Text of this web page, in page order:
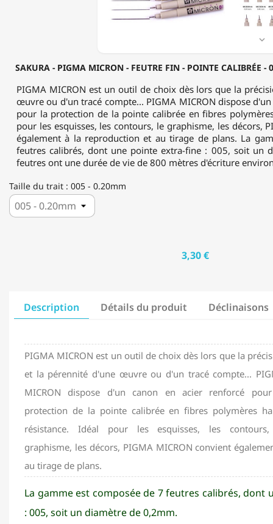
À
0.50MM
NOIR
SAKURA - PIGMA MICRON - FEUTRE FIN - POINTE CALIBRÉE

PIGMA MICRON est un outil de choix dès lors que la
œuvre ou d'un tracé compte... PIGMA MICRON dispose
pour la protection de la pointe calibrée en fibres
pour les esquisses, les contours, le graphisme, les décors,
également à la reproduction et au tirage de plans. La
feutres calibrés, dont une pointe extra-fine : 005, soit un
feutres ont une durée de vie de 800 mètres d'écriture
Taille du trait : 005 - 0.20mm
3,30 €
Description Détails du produit Déclinaisons
PIGMA MICRON est un outil de choix dès lors que la
et la pérennité d'une œuvre ou d'un tracé compte...
MICRON dispose d'un canon en acier renforcé
protection de la pointe calibrée en fibres polymères
résistance. Idéal pour les esquisses, les
graphisme, les décors, PIGMA MICRON convient
au tirage de plans.
La gamme est composée de 7 feutres calibrés, dont
: 005, soit un diamètre de 0,2mm.